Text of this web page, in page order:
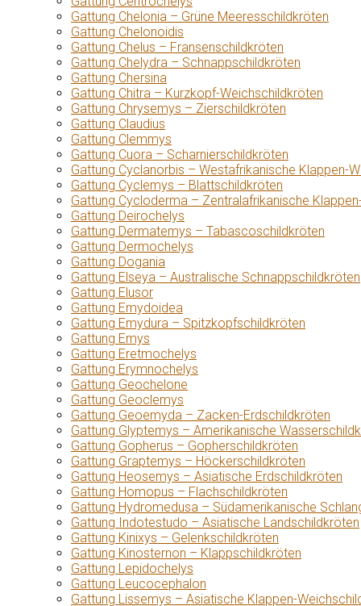
Gattung Chelonia – Grüne Meeresschildkröten
Gattung Chelonoidis
Gattung Chelus – Fransenschildkröten
Gattung Chelydra – Schnappschildkröten
Gattung Chersina
Gattung Chitra – Kurzkopf-Weichschildkröten
Gattung Chrysemys – Zierschildkröten
Gattung Claudius
Gattung Clemmys
Gattung Cuora – Scharnierschildkröten
Gattung Cyclanorbis – Westafrikanische Klappen-
Gattung Cyclemys – Blattschildkröten
Gattung Cycloderma – Zentralafrikanische
Gattung Deirochelys
Gattung Dermatemys – Tabascoschildkröten
Gattung Dermochelys
Gattung Dogania
Gattung Elseya – Australische Schnappschildkröten
Gattung Elusor
Gattung Emydoidea
Gattung Emydura – Spitzkopfschildkröten
Gattung Emys
Gattung Eretmochelys
Gattung Erymnochelys
Gattung Geochelone
Gattung Geoclemys
Gattung Geoemyda – Zacken-Erdschildkröten
Gattung Glyptemys – Amerikanische
Gattung Gopherus – Gopherschildkröten
Gattung Graptemys – Höckerschildkröten
Gattung Heosemys – Asiatische Erdschildkröten
Gattung Homopus – Flachschildkröten
Gattung Hydromedusa – Südamerikanische
Gattung Indotestudo – Asiatische Landschildkröten
Gattung Kinixys – Gelenkschildkröten
Gattung Kinosternon – Klappschildkröten
Gattung Lepidochelys
Gattung Leucocephalon
Gattung Lissemys – Asiatische Klappen-